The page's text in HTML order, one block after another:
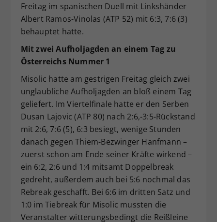
Freitag im spanischen Duell mit Linkshänder
Albert Ramos-Vinolas (ATP 52) mit 6:3, 7:6 (3)
behauptet hatte.
Mit zwei Aufholjagden an einem Tag zu
Österreichs Nummer 1
Misolic hatte am gestrigen Freitag gleich zwei
unglaubliche Aufholjagden an bloß einem Tag
geliefert. Im Viertelfinale hatte er den Serben
Dusan Lajovic (ATP 80) nach 2:6,-3:5-Rückstand
mit 2:6, 7:6 (5), 6:3 besiegt, wenige Stunden
danach gegen Thiem-Bezwinger Hanfmann –
zuerst schon am Ende seiner Kräfte wirkend –
ein 6:2, 2:6 und 1:4 mitsamt Doppelbreak
gedreht, außerdem auch bei 5:6 nochmal das
Rebreak geschafft. Bei 6:6 im dritten Satz und
1:0 im Tiebreak für Misolic mussten die
Veranstalter witterungsbedingt die Reißleine